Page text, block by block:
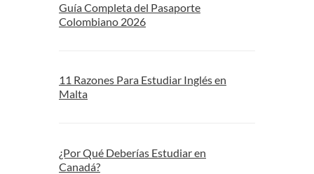
Guía Completa del Pasaporte
Colombiano 2026
11 Razones Para Estudiar Inglés en
Malta
¿Por Qué Deberías Estudiar en
Canadá?